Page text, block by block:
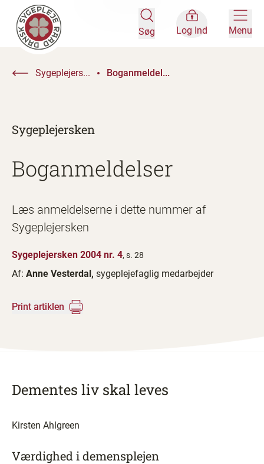
Søg Log Ind Menu
Sygeplejers... Boganmeldel...
Sygeplejersken
Boganmeldelser
Læs anmeldelserne i dette nummer af
Sygeplejersken
Sygeplejersken 2004 nr. 4, s. 28
Af: Anne Vesterdal, sygeplejefaglig medarbejder
Print artiklen
Dementes liv skal leves
Kirsten Ahlgreen
Værdighed i demensplejen